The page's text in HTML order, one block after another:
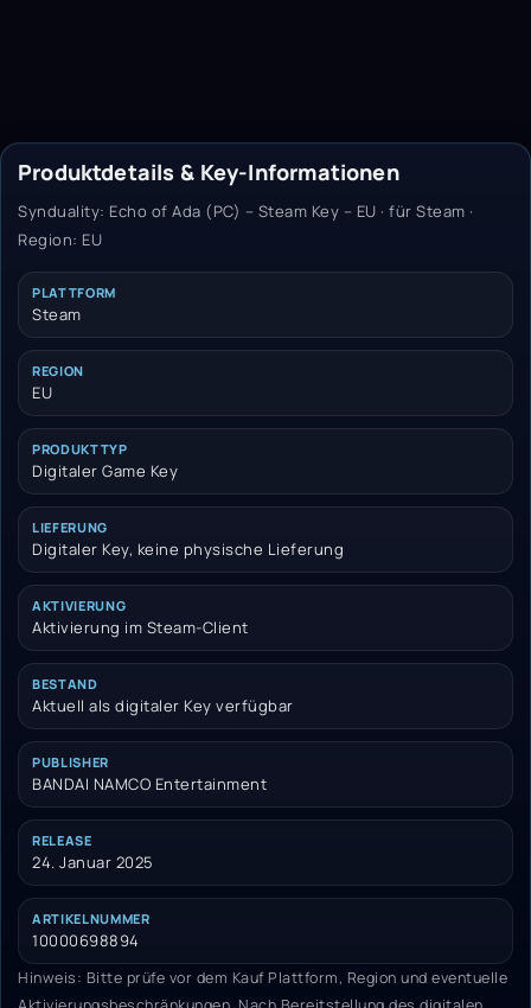
Produktdetails & Key-Informationen
Synduality: Echo of Ada (PC) – Steam Key – EU · für Steam ·
Region: EU
PLATTFORM
Steam
REGION
EU
PRODUKTTYP
Digitaler Game Key
LIEFERUNG
Digitaler Key, keine physische Lieferung
AKTIVIERUNG
Aktivierung im Steam-Client
BESTAND
Aktuell als digitaler Key verfügbar
PUBLISHER
BANDAI NAMCO Entertainment
RELEASE
24. Januar 2025
ARTIKELNUMMER
10000698894
Hinweis: Bitte prüfe vor dem Kauf Plattform, Region und eventuelle